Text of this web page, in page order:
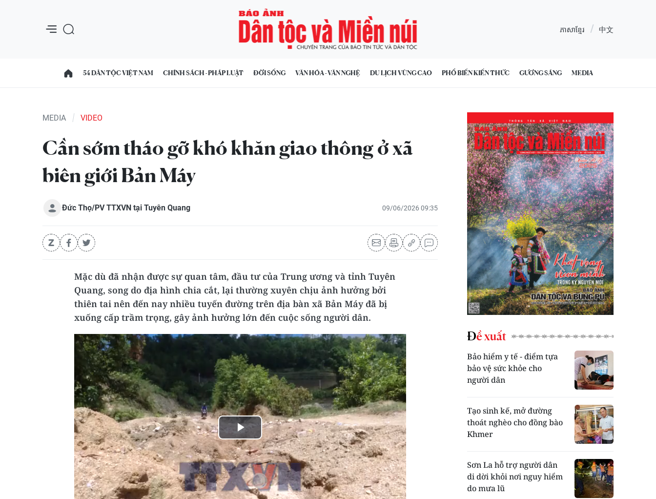
ភាសាខ្មែរ 中文
54 DÂN TỘC VIỆT NAM CHÍNH SÁCH - PHÁP LUẬT ĐỜI SỐNG VĂN HÓA - VĂN NGHỆ DU LỊCH VÙNG CAO PHỔ BIẾN KIẾN THỨC GƯƠNG SÁNG MEDIA
MEDIA VIDEO
Cần sớm tháo gỡ khó khăn giao thông ở xã
biên giới Bản Máy
Đức Thọ/PV TTXVN tại Tuyên Quang 09/06/2026 09:35
Mặc dù đã nhận được sự quan tâm, đầu tư của Trung ương và tỉnh Tuyên
Quang, song do địa hình chia cắt, lại thường xuyên chịu ảnh hưởng bởi
thiên tai nên đến nay nhiều tuyến đường trên địa bàn xã Bản Máy đã bị
xuống cấp trầm trọng, gây ảnh hưởng lớn đến cuộc sống người dân.
Play
Video
Đề xuất
Bảo hiểm y tế - điểm tựa
bảo vệ sức khỏe cho
người dân
Tạo sinh kế, mở đường
thoát nghèo cho đồng bào
Khmer
Sơn La hỗ trợ người dân
di dời khỏi nơi nguy hiểm
do mưa lũ